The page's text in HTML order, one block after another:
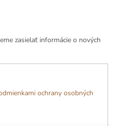
zasielať informácie o nových
ochrany osobných